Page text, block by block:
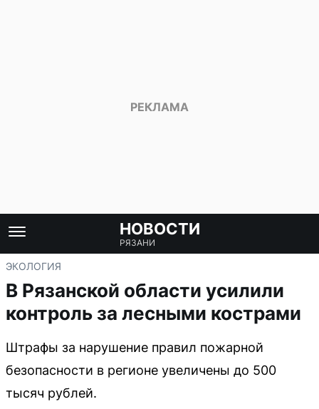
НОВОСТИ
РЯЗАНИ
ЭКОЛОГИЯ
В Рязанской области усилили
контроль за лесными кострами
Штрафы за нарушение правил пожарной
безопасности в регионе увеличены до 500
тысяч рублей.